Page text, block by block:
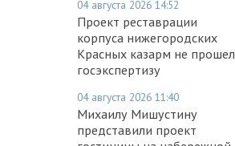
04 августа 2026 14:52
Проект реставрации
корпуса нижегородских
Красных казарм не прошел
госэкспертизу
04 августа 2026 11:40
Михаилу Мишустину
представили проект